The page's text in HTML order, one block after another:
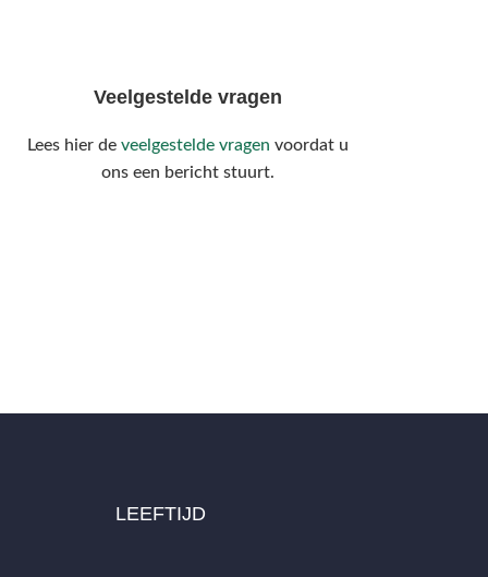
Veelgestelde vragen
Lees hier de veelgestelde vragen voordat u
ons een bericht stuurt.
LEEFTIJD